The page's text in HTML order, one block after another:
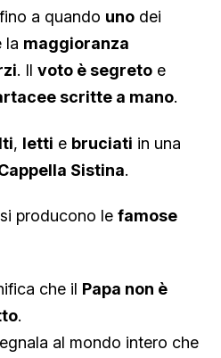
a quando uno dei
la maggioranza
. Il voto è segreto e
scritte a mano.
, letti e bruciati in una
Sistina.
producono le famose
che il Papa non è
.
al mondo intero che